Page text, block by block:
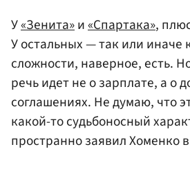
У«Зенита»и«Спартака»,
У остальных — так или иначе
сложности, наверное, есть.
речь идет не о зарплате, а о
соглашениях. Не думаю, что
какой-то судьбоносный
пространно заявил Хоменко